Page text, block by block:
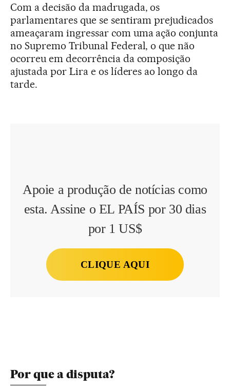
Com a decisão da madrugada, os
parlamentares que se sentiram prejudicados
ameaçaram ingressar com uma ação conjunta
no Supremo Tribunal Federal, o que não
ocorreu em decorrência da composição
ajustada por Lira e os líderes ao longo da
tarde.
Apoie a produção de notícias como
esta. Assine o EL PAÍS por 30 dias
por 1 US$
CLIQUE AQUI
Por que a disputa?